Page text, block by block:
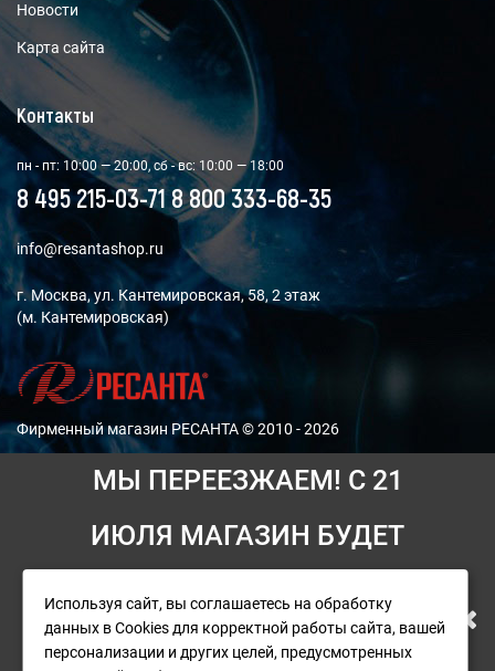
МЫ ПЕРЕЕЗЖАЕМ! С 21
ИЮЛЯ МАГАЗИН БУДЕТ
РАБОТАТЬ ПО НОВОМУ
АДРЕСУ. ПОДРОБНАЯ
Новости
Карта сайта
Контакты
пн - пт: 10:00 — 20:00, сб - вс: 10:00 — 18:00
8 495 215-03-71 8 800 333-68-35
info@resantashop.ru
г. Москва, ул. Кантемировская, 58, 2 этаж
(м. Кантемировская)
Фирменный магазин РЕСАНТА © 2010 - 2026
Мы принимаем платежи:
При возникновении ситуаций, для решения которых
необходимо участия руководителя, свяжитесь с
Используя сайт, вы соглашаетесь на обработку
данных в Cookies для корректной работы сайта, вашей
персонализации и других целей, предусмотренных